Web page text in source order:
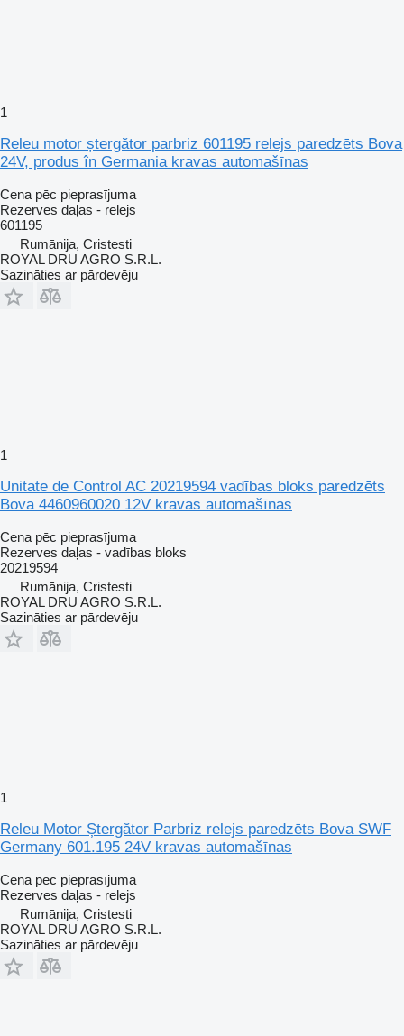
1
Releu motor ștergător parbriz 601195 relejs paredzēts Bova
24V, produs în Germania kravas automašīnas
Cena pēc pieprasījuma
Rezerves daļas - relejs
601195
Rumānija, Cristesti
ROYAL DRU AGRO S.R.L.
Sazināties ar pārdevēju
1
Unitate de Control AC 20219594 vadības bloks paredzēts
Bova 4460960020 12V kravas automašīnas
Cena pēc pieprasījuma
Rezerves daļas - vadības bloks
20219594
Rumānija, Cristesti
ROYAL DRU AGRO S.R.L.
Sazināties ar pārdevēju
1
Releu Motor Ștergător Parbriz relejs paredzēts Bova SWF
Germany 601.195 24V kravas automašīnas
Cena pēc pieprasījuma
Rezerves daļas - relejs
Rumānija, Cristesti
ROYAL DRU AGRO S.R.L.
Sazināties ar pārdevēju